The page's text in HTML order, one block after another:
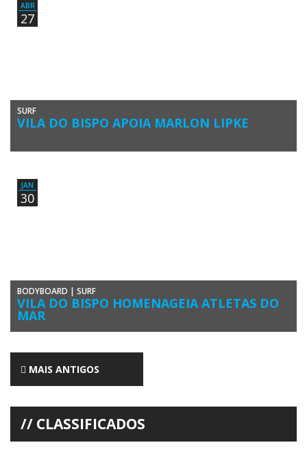
ABR
27
SURF
VILA DO BISPO APOIA MARLON LIPKE
A Câmara Municipal de Vila do Bispo renovou o contrato de
JAN
30
BODYBOARD | SURF
VILA DO BISPO HOMENAGEIA ATLETAS DO
MAR
O Município de Vila do Bispo realizou a sua Gala do Desporto esta
MAIS ANTIGOS
CLASSIFICADOS